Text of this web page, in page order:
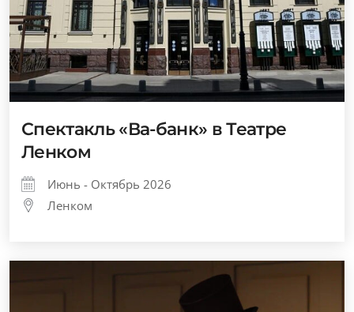
Спектакль «Ва-банк» в Театре
Ленком
Июнь - Октябрь 2026
Ленком